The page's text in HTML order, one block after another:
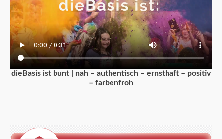
dieBasis ist bunt | nah – authentisch – ernsthaft – positiv
– farbenfroh